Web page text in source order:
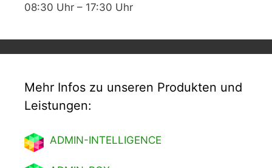
08:30 Uhr – 17:30 Uhr
Mehr Infos zu unseren Produkten und
Leistungen:
ADMIN-INTELLIGENCE